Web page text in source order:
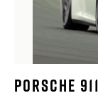
PORSCHE